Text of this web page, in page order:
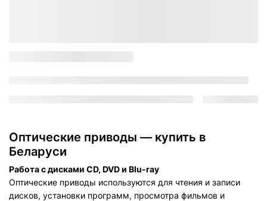
Оптические приводы — купить в
Беларуси
Работа с дисками CD, DVD и Blu-ray
Оптические приводы используются для чтения и записи
дисков, установки программ, просмотра фильмов и